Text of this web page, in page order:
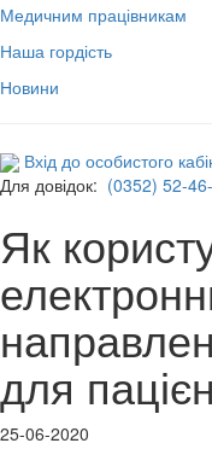
Медичним працівникам
Наша гордість
Новини
Вхід до особистого
Для довідок: (0352) 52-
Як
для
25-06-2020